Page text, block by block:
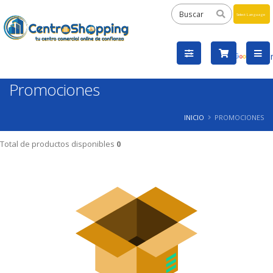
by
Promociones
INICIO PROMOCIONES
Total de productos disponibles 0